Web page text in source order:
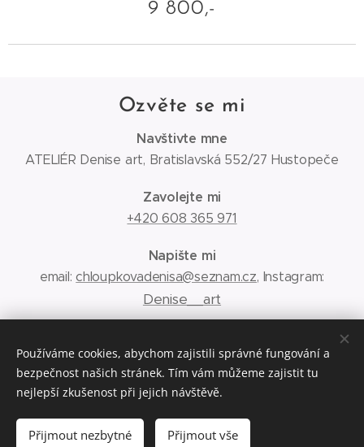
9 800,-
Ozvěte se mi
Navštivte mne
ATELIÉR Denise art, Bratislavská 552/27 Hustopeče
Zavolejte mi
+420 608 365 971
Napište mi
email:chloupkovadenisa@seznam.cz, Instagram:
Denise__art
Obchodní podmínky
Ochrana osobních údajů
Používáme cookies, abychom zajistili správné fungování a
bezpečnost našich stránek. Tím vám můžeme zajistit tu
nejlepší zkušenost při jejich návštěvě.
Přijmout nezbytné Přijmout vše